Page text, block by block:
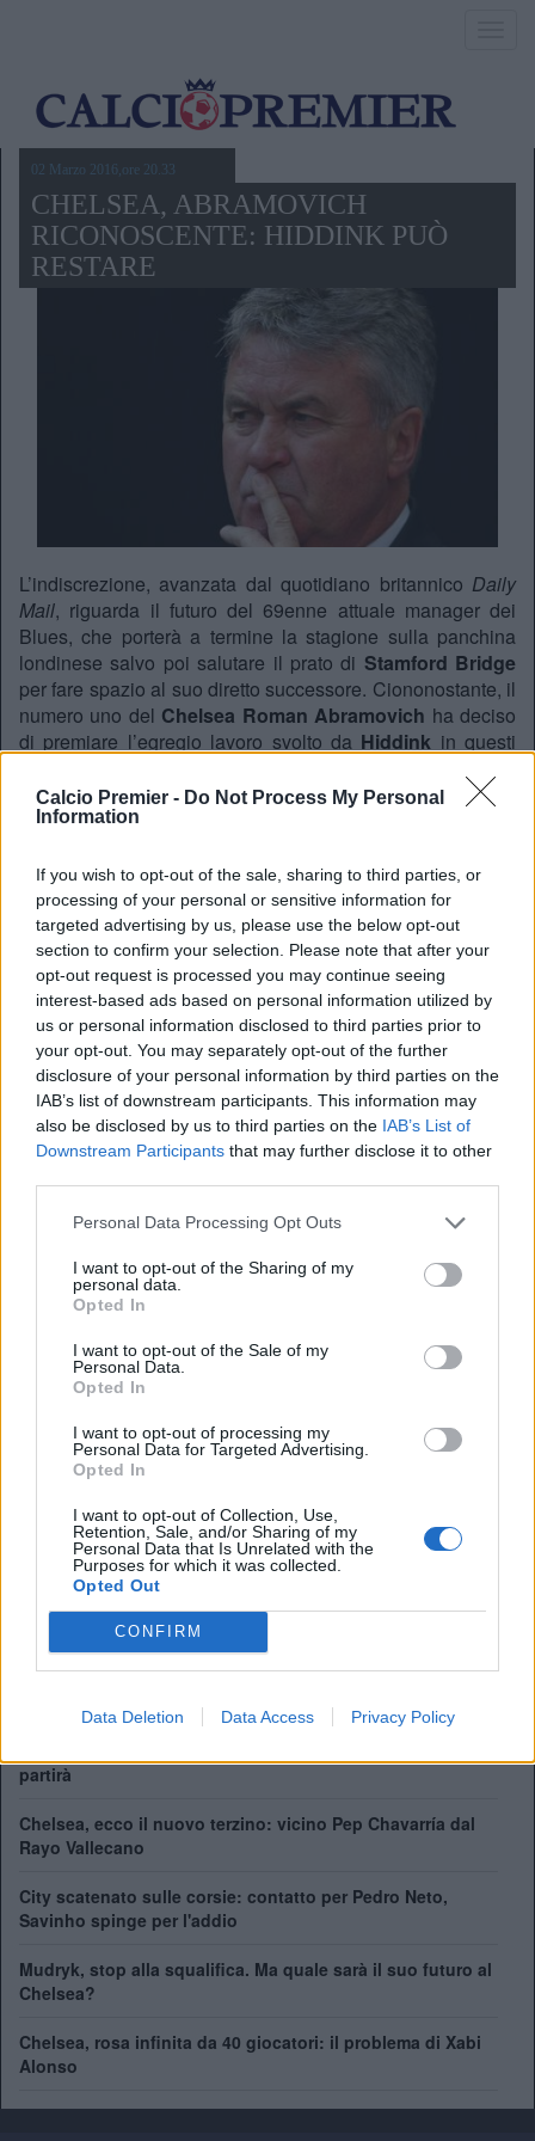
Calcio Premier - Do Not Process My Personal
Information
If you wish to opt-out of the sale, sharing to third parties, or
processing of your personal or sensitive information for
targeted advertising by us, please use the below opt-out
section to confirm your selection. Please note that after your
opt-out request is processed you may continue seeing
interest-based ads based on personal information utilized by
us or personal information disclosed to third parties prior to
your opt-out. You may separately opt-out of the further
disclosure of your personal information by third parties on the
IAB’s list of downstream participants. This information may
also be disclosed by us to third parties on the IAB’s List of
Downstream Participants that may further disclose it to other
Personal Data Processing Opt Outs
I want to opt-out of the Sharing of my
personal data.
Opted In
I want to opt-out of the Sale of my
Personal Data.
Opted In
I want to opt-out of processing my
Personal Data for Targeted Advertising.
Opted In
I want to opt-out of Collection, Use,
Retention, Sale, and/or Sharing of my
Personal Data that Is Unrelated with the
Purposes for which it was collected.
Opted Out
CONFIRM
Data Deletion Data Access Privacy Policy
02 Marzo 2016,ore 20.33
CHELSEA, ABRAMOVICH
RICONOSCENTE: HIDDINK PUÒ
RESTARE
L’indiscrezione, avanzata dal quotidiano britannico Daily
Mail, riguarda il futuro del 69enne attuale manager dei
Blues, che porterà a termine la stagione sulla panchina
londinese salvo poi salutare il prato di Stamford Bridge
per fare spazio al suo diretto successore. Ciononostante, il
numero uno del Chelsea Roman Abramovich ha deciso
di premiare l’egregio lavoro svolto da Hiddink in questi
consulente tecnico all’interno del club, in grado di
garantirgli la possibilità di restare a contatto con la squadra
decisione dell’olandese sarà orientata o meno verso tale
direzione.
REDAZIONE
Twitter: @Calciopremier
Stadio:Stamford Bridge (41.837)
Città:Londra
Manager:Enzo Maresca
ALBO D'ORO
Premier League: 6
FA Cup:8
League Cup:5
FA Community Shield:
Champions League:2
Supercoppa Europea:2
Coppa del Mondo per Club:
partirà
Chelsea, ecco il nuovo terzino: vicino Pep Chavarría dal
Rayo Vallecano
City scatenato sulle corsie: contatto per Pedro Neto,
Savinho spinge per l'addio
Mudryk, stop alla squalifica. Ma quale sarà il suo futuro al
Chelsea?
Chelsea, rosa infinita da 40 giocatori: il problema di Xabi
Alonso